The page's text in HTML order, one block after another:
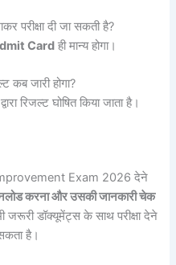
परीक्षा दी जा सकती है?
Card ही मान्य होगा।
जारी होगा?
रिजल्ट घोषित किया जाता है।
Exam 2026 देने
करना और उसकी जानकारी चेक
जरूरी डॉक्यूमेंट्स के साथ परीक्षा देने
है।